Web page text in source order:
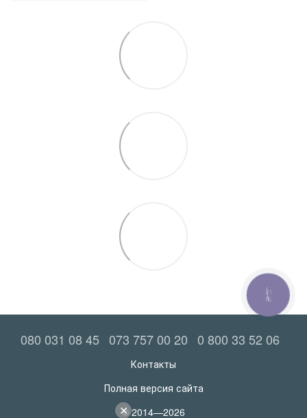
080 031 08 45 073 757 00 20 0 800 33 52 06
Контакты
Полная версия сайта
© 2014—2026
КНОПКА
ЗВ'ЯЗКУ